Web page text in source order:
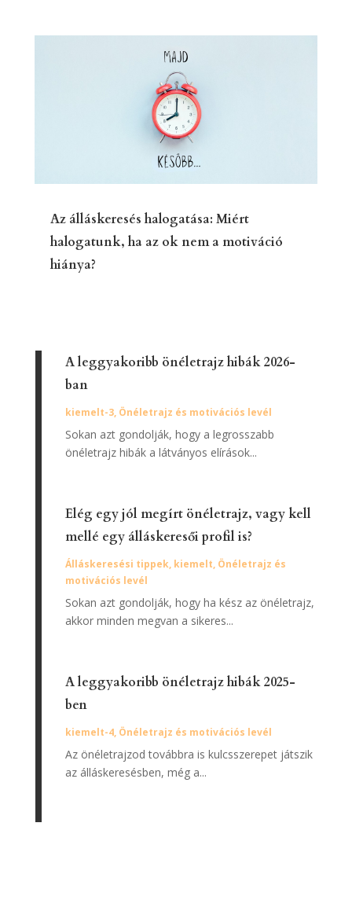
Az álláskeresés halogatása: Miért
halogatunk, ha az ok nem a motiváció
hiánya?
A leggyakoribb önéletrajz hibák 2026-
ban
kiemelt-3, Önéletrajz és motivációs levél
Sokan azt gondolják, hogy a legrosszabb
önéletrajz hibák a látványos elírások...
Elég egy jól megírt önéletrajz, vagy kell
mellé egy álláskeresői profil is?
Álláskeresési tippek, kiemelt, Önéletrajz és
motivációs levél
Sokan azt gondolják, hogy ha kész az önéletrajz,
akkor minden megvan a sikeres...
A leggyakoribb önéletrajz hibák 2025-
ben
kiemelt-4, Önéletrajz és motivációs levél
Az önéletrajzod továbbra is kulcsszerepet játszik
az álláskeresésben, még a...